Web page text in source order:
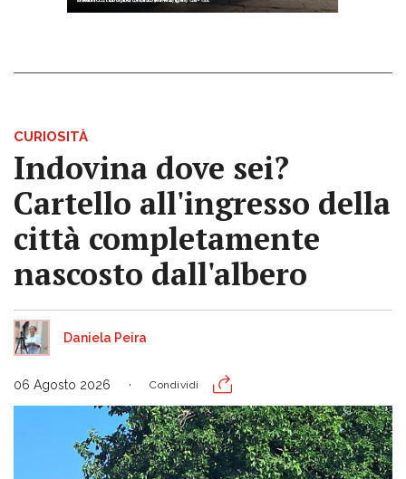
CURIOSITÀ
Indovina dove sei?
Cartello all'ingresso della
città completamente
nascosto dall'albero
Daniela Peira
06 Agosto 2026 Condividi